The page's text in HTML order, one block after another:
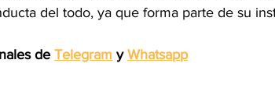
del todo, ya que forma parte de su
de Telegram y Whatsapp